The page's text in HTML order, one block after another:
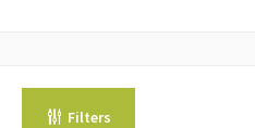
Filters